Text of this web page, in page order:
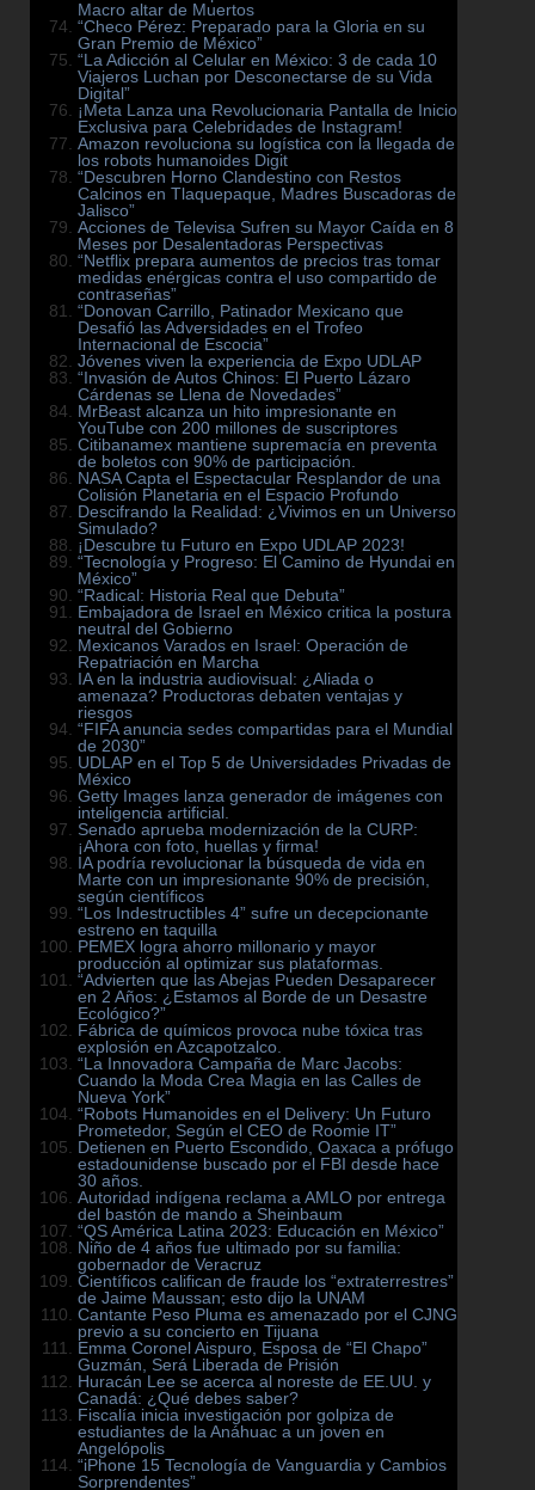
Macro altar de Muertos
“Checo Pérez: Preparado para la Gloria en su
Gran Premio de México”
“La Adicción al Celular en México: 3 de cada 10
Viajeros Luchan por Desconectarse de su Vida
Digital”
¡Meta Lanza una Revolucionaria Pantalla de Inicio
Exclusiva para Celebridades de Instagram!
Amazon revoluciona su logística con la llegada de
los robots humanoides Digit
“Descubren Horno Clandestino con Restos
Calcinos en Tlaquepaque, Madres Buscadoras de
Jalisco”
Acciones de Televisa Sufren su Mayor Caída en 8
Meses por Desalentadoras Perspectivas
“Netflix prepara aumentos de precios tras tomar
medidas enérgicas contra el uso compartido de
contraseñas”
“Donovan Carrillo, Patinador Mexicano que
Desafió las Adversidades en el Trofeo
Internacional de Escocia”
Jóvenes viven la experiencia de Expo UDLAP
“Invasión de Autos Chinos: El Puerto Lázaro
Cárdenas se Llena de Novedades”
MrBeast alcanza un hito impresionante en
YouTube con 200 millones de suscriptores
Citibanamex mantiene supremacía en preventa
de boletos con 90% de participación.
NASA Capta el Espectacular Resplandor de una
Colisión Planetaria en el Espacio Profundo
Descifrando la Realidad: ¿Vivimos en un Universo
Simulado?
¡Descubre tu Futuro en Expo UDLAP 2023!
“Tecnología y Progreso: El Camino de Hyundai en
México”
“Radical: Historia Real que Debuta”
Embajadora de Israel en México critica la postura
neutral del Gobierno
Mexicanos Varados en Israel: Operación de
Repatriación en Marcha
IA en la industria audiovisual: ¿Aliada o
amenaza? Productoras debaten ventajas y
riesgos
“FIFA anuncia sedes compartidas para el Mundial
de 2030”
UDLAP en el Top 5 de Universidades Privadas de
México
Getty Images lanza generador de imágenes con
inteligencia artificial.
Senado aprueba modernización de la CURP:
¡Ahora con foto, huellas y firma!
IA podría revolucionar la búsqueda de vida en
Marte con un impresionante 90% de precisión,
según científicos
“Los Indestructibles 4” sufre un decepcionante
estreno en taquilla
PEMEX logra ahorro millonario y mayor
producción al optimizar sus plataformas.
“Advierten que las Abejas Pueden Desaparecer
en 2 Años: ¿Estamos al Borde de un Desastre
Ecológico?”
Fábrica de químicos provoca nube tóxica tras
explosión en Azcapotzalco.
“La Innovadora Campaña de Marc Jacobs:
Cuando la Moda Crea Magia en las Calles de
Nueva York”
“Robots Humanoides en el Delivery: Un Futuro
Prometedor, Según el CEO de Roomie IT”
Detienen en Puerto Escondido, Oaxaca a prófugo
estadounidense buscado por el FBI desde hace
30 años.
Autoridad indígena reclama a AMLO por entrega
del bastón de mando a Sheinbaum
“QS América Latina 2023: Educación en México”
Niño de 4 años fue ultimado por su familia:
gobernador de Veracruz
Científicos califican de fraude los “extraterrestres”
de Jaime Maussan; esto dijo la UNAM
Cantante Peso Pluma es amenazado por el CJNG
previo a su concierto en Tijuana
Emma Coronel Aispuro, Esposa de “El Chapo”
Guzmán, Será Liberada de Prisión
Huracán Lee se acerca al noreste de EE.UU. y
Canadá: ¿Qué debes saber?
Fiscalía inicia investigación por golpiza de
estudiantes de la Anáhuac a un joven en
Angelópolis
“iPhone 15 Tecnología de Vanguardia y Cambios
Sorprendentes”